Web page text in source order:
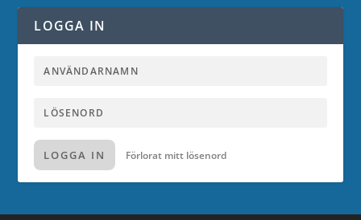
LOGGA IN
LOGGA IN Förlorat mitt lösenord